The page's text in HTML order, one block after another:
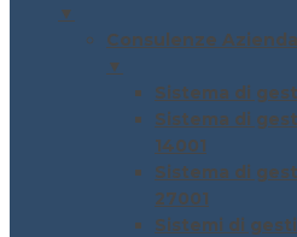
▼
Consulenze
▼
Sistema di
Sistema di
14001
Sistema di
27001
Sistemi di